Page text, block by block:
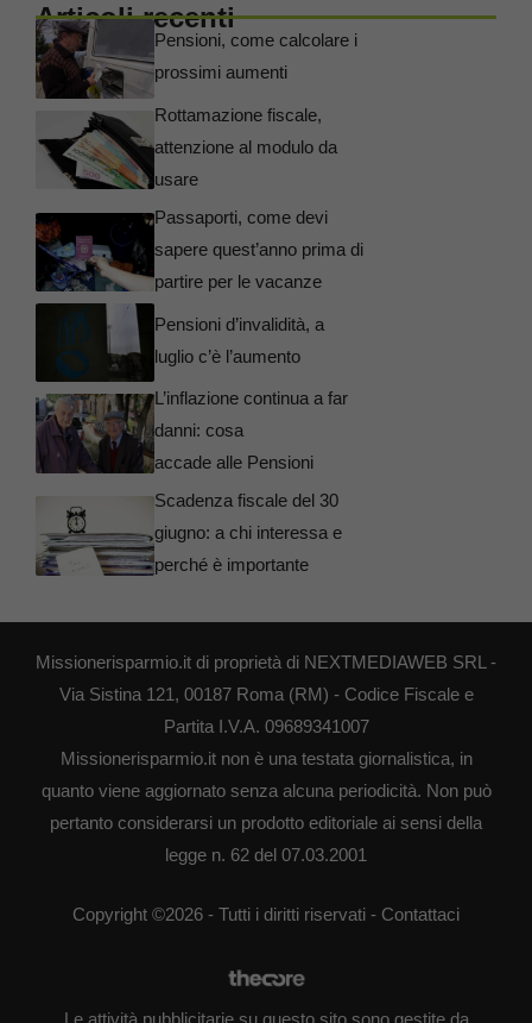
Articoli recenti
Pensioni, come calcolare i
prossimi aumenti
Rottamazione fiscale,
attenzione al modulo da
usare
Passaporti, come devi
sapere quest’anno prima di
partire per le vacanze
Pensioni d’invalidità, a
luglio c’è l’aumento
L’inflazione continua a far
danni: cosa
accade alle Pensioni
Scadenza fiscale del 30
giugno: a chi interessa e
perché è importante
Missionerisparmio.it di proprietà di NEXTMEDIAWEB SRL -
Via Sistina 121, 00187 Roma (RM) - Codice Fiscale e
Partita I.V.A. 09689341007
Missionerisparmio.it non è una testata giornalistica, in
quanto viene aggiornato senza alcuna periodicità. Non può
pertanto considerarsi un prodotto editoriale ai sensi della
legge n. 62 del 07.03.2001
Copyright ©2026 - Tutti i diritti riservati - Contattaci
Le attività pubblicitarie su questo sito sono gestite da